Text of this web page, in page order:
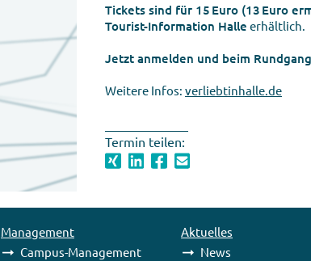
Tickets sind für 15 Euro (13 Euro
Tourist-Information Halle erhältlich.
Jetzt anmelden und beim
Weitere Infos: verliebtinhalle.de
Termin teilen:
Management
Campus-Management
Aktuelles
News